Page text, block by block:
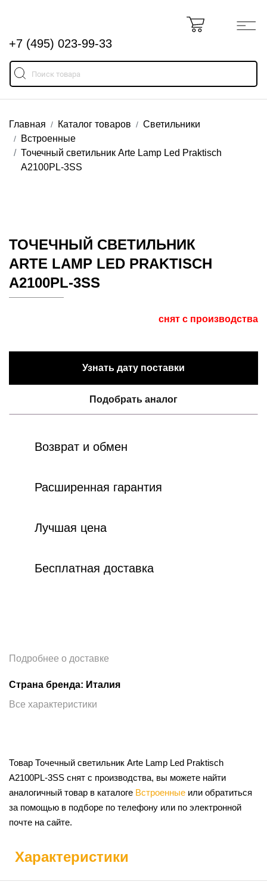
+7 (495) 023-99-33
Главная Каталог товаров
Светильники
Встроенные
Точечный светильник Arte Lamp Led Praktisch
A2100PL-3SS
ТОЧЕЧНЫЙ СВЕТИЛЬНИК
ARTE LAMP LED PRAKTISCH
A2100PL-3SS
снят с производства
Узнать дату поставки
Подобрать аналог
Возврат и обмен
Расширенная гарантия
Лучшая цена
Бесплатная доставка
Подробнее о доставке
Страна бренда: Италия
Все характеристики
Товар Точечный светильник Arte Lamp Led Praktisch
A2100PL-3SS снят с производства, вы можете найти
аналогичный товар в каталоге Встроенные или обратиться
за помощью в подборе по телефону или по электронной
почте на сайте.
Характеристики